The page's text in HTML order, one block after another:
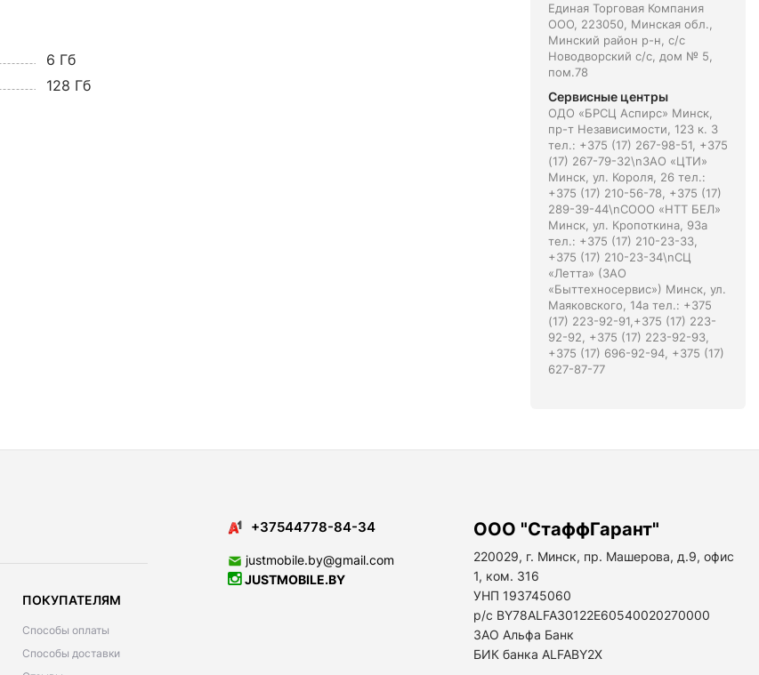
6 Гб
128 Гб
Единая Торговая Компания
ООО, 223050, Минская обл.,
Минский район р-н, с/с
Новодворский с/с, дом № 5,
пом.78
Сервисные центры
ОДО «БРСЦ Аспирс» Минск,
пр-т Независимости, 123 к. 3
тел.: +375 (17) 267-98-51, +375
(17) 267-79-32\nЗАО «ЦТИ»
Минск, ул. Короля, 26 тел.:
+375 (17) 210-56-78, +375 (17)
289-39-44\nСООО «НТТ БЕЛ»
Минск, ул. Кропоткина, 93а
тел.: +375 (17) 210-23-33,
+375 (17) 210-23-34\nСЦ
«Летта» (ЗАО
«Быттехносервис») Минск, ул.
Маяковского, 14а тел.: +375
(17) 223-92-91,+375 (17) 223-
92-92, +375 (17) 223-92-93,
+375 (17) 696-92-94, +375 (17)
627-87-77
ПОКУПАТЕЛЯМ
Способы оплаты
Способы доставки
+37544778-84-34
justmobile.by@gmail.com
JUSTMOBILE.BY
ООО "СтаффГарант"
220029, г. Минск, пр. Машерова, д.9, офис
1, ком. 316
УНП 193745060
р/с BY78ALFA30122E60540020270000
ЗАО Альфа Банк
БИК банка ALFABY2X